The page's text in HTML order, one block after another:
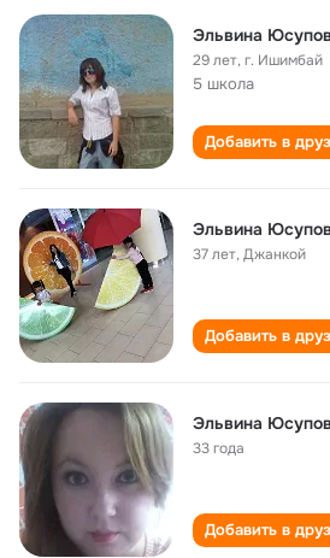
Эльвина
29 лет,г. Ишимбай
5 школа
Добавить в
Эльвина
37 лет,Джанкой
Добавить в
Эльвина
33 года
Добавить в